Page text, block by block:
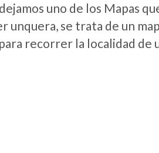
uno de los Mapas
unquera, se trata de un
recorrer la localidad de